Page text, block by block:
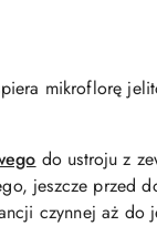
mikroflorę
do ustroju z
jeszcze przed
czynnej aż